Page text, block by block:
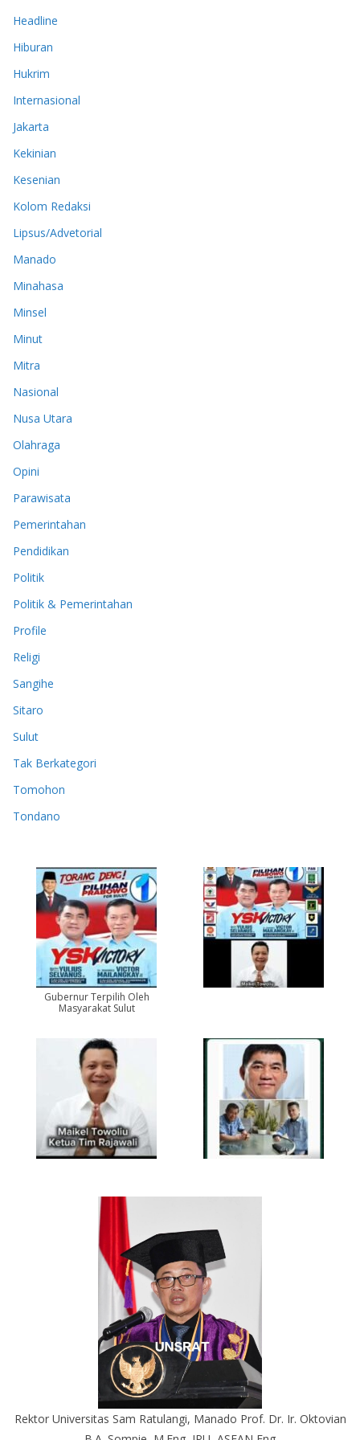
Headline
Hiburan
Hukrim
Internasional
Jakarta
Kekinian
Kesenian
Kolom Redaksi
Lipsus/Advetorial
Manado
Minahasa
Minsel
Minut
Mitra
Nasional
Nusa Utara
Olahraga
Opini
Parawisata
Pemerintahan
Pendidikan
Politik
Politik & Pemerintahan
Profile
Religi
Sangihe
Sitaro
Sulut
Tak Berkategori
Tomohon
Tondano
Gubernur Terpilih Oleh
Masyarakat Sulut
Rektor Universitas Sam Ratulangi, Manado Prof. Dr. Ir. Oktovian